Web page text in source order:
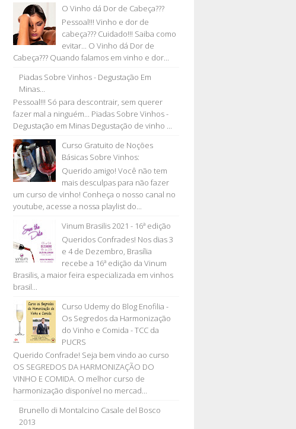
O Vinho dá Dor de Cabeça???
Pessoal!!! Vinho e dor de
cabeça??? Cuidado!!! Saiba como
evitar... O Vinho dá Dor de
Cabeça??? Quando falamos em vinho e dor...
Piadas Sobre Vinhos - Degustação Em
Minas...
Pessoal!!! Só para descontrair, sem querer
fazer mal a ninguém... Piadas Sobre Vinhos -
Degustação em Minas Degustação de vinho ...
Curso Gratuito de Noções
Básicas Sobre Vinhos:
Querido amigo! Você não tem
mais desculpas para não fazer
um curso de vinho! Conheça o nosso canal no
youtube, acesse a nossa playlist do...
Vinum Brasilis 2021 - 16ª edição
Queridos Confrades! Nos dias 3
e 4 de Dezembro, Brasília
recebe a 16ª edição da Vinum
Brasilis, a maior feira especializada em vinhos
brasil...
Curso Udemy do Blog Enofilia -
Os Segredos da Harmonização
do Vinho e Comida - TCC da
PUCRS
Querido Confrade! Seja bem vindo ao curso
OS SEGREDOS DA HARMONIZAÇÃO DO
VINHO E COMIDA. O melhor curso de
harmonização disponível no mercad...
Brunello di Montalcino Casale del Bosco
2013